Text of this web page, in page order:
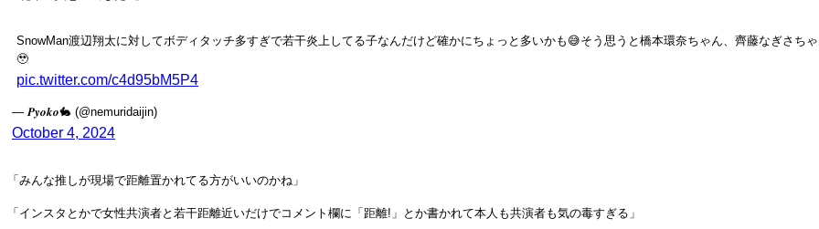
SnowMan渡辺翔太に対してボディタッチ多すぎで若干炎上してる子なんだけど確かにちょっと多いかも😅そう思うと橋本環奈ちゃん、齊藤なぎさち
🥹
pic.twitter.com/c4d95bM5P4
— 𝑷𝒚𝒐𝒌𝒐🐇 (@nemuridaijin)
October 4, 2024
「みんな推しが現場で距離置かれてる方がいいのかね」
「インスタとかで女性共演者と若干距離近いだけでコメント欄に「距離!」とか書かれて本人も共演者も気の毒すぎる」